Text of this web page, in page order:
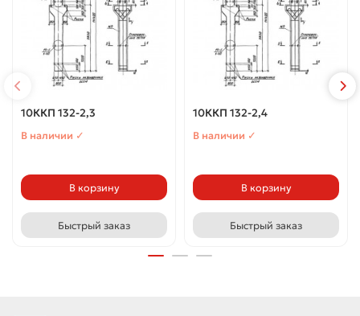
10ККП 132-2,3
В наличии ✓
В корзину
Быстрый заказ
10ККП 132-2,4
В наличии ✓
В корзину
Быстрый заказ